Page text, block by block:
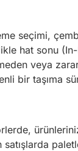
seçimi,
hat sonu
veya
bir taşıma